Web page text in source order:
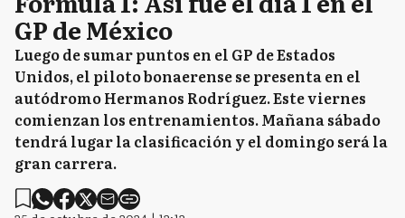
GP de México
Luego de sumar puntos en el GP de Estados
Unidos, el piloto bonaerense se presenta en el
autódromo Hermanos Rodríguez. Este viernes
comienzan los entrenamientos. Mañana sábado
tendrá lugar la clasificación y el domingo será la
gran carrera.